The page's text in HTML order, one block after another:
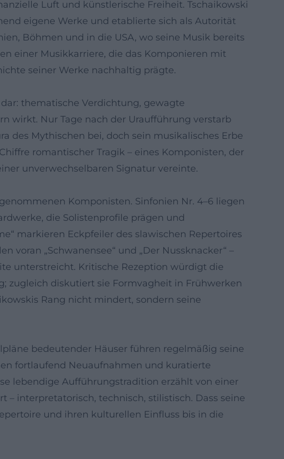
Luft und künstlerische Freiheit. Tschaikowski
eigene Werke und etablierte sich als Autorität
Böhmen und in die USA, wo seine Musik bereits
einer Musikkarriere, die das Komponieren mit
seiner Werke nachhaltig prägte.
thematische Verdichtung, gewagte
wirkt. Nur Tage nach der Uraufführung verstarb
des Mythischen bei, doch sein musikalisches Erbe
romantischer Tragik – eines Komponisten, der
unverwechselbaren Signatur vereinte.
Komponisten. Sinfonien Nr. 4–6 liegen
die Solistenprofile prägen und
markieren Eckpfeiler des slawischen Repertoires
„Schwanensee“ und „Der Nussknacker“ –
unterstreicht. Kritische Rezeption würdigt die
zugleich diskutiert sie Formvagheit in Frühwerken
Rang nicht mindert, sondern seine
bedeutender Häuser führen regelmäßig seine
fortlaufend Neuaufnahmen und kuratierte
lebendige Aufführungstradition erzählt von einer
interpretatorisch, technisch, stilistisch. Dass seine
und ihren kulturellen Einfluss bis in die